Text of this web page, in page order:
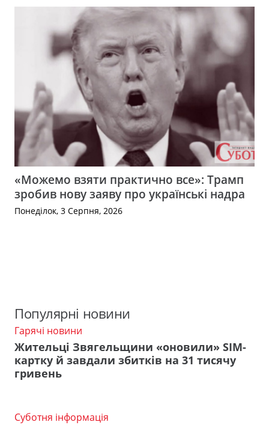
«Можемо взяти практично все»: Трамп
зробив нову заяву про українські надра
Понеділок, 3 Серпня, 2026
Популярні новини
Гарячі новини
Жительці Звягельщини «оновили» SIM-
картку й завдали збитків на 31 тисячу
гривень
Суботня інформація